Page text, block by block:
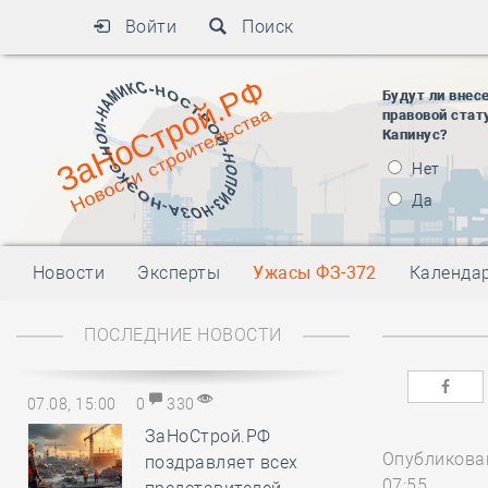
Войти Поиск
Будут ли
правовой
Капинус?
Нет
Да
Новости Эксперты Ужасы ФЗ-372
ПОСЛЕДНИЕ НОВОСТИ
07.08, 15:00 0 330
ЗаНоСтрой.РФ
поздравляет всех